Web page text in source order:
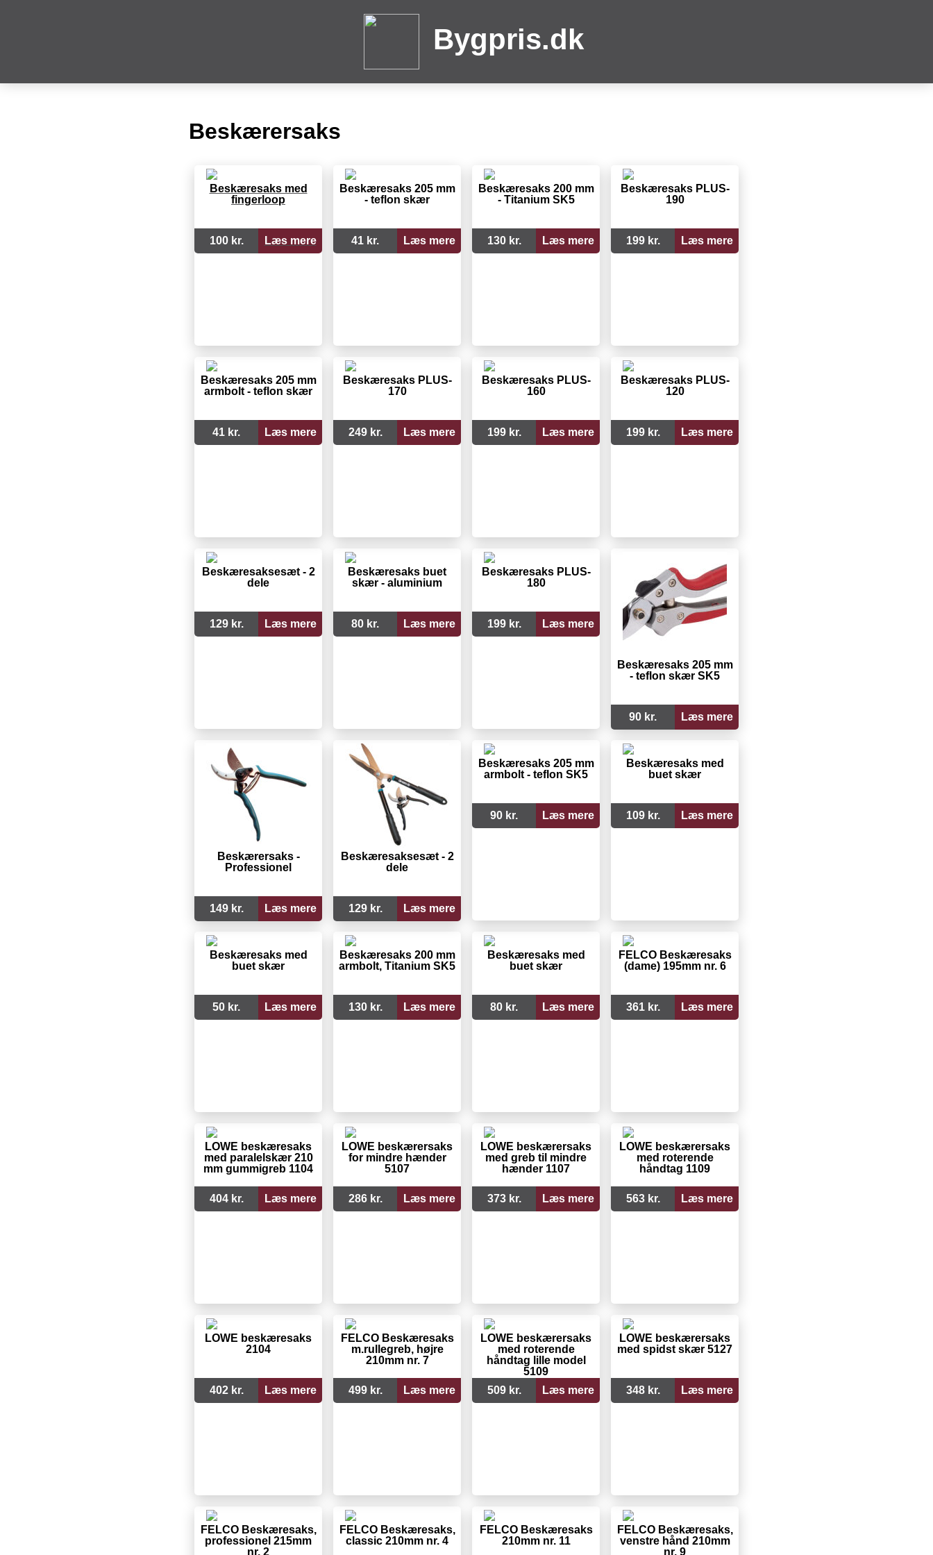
Bygpris.dk
Beskærersaks
Beskæresaks med
fingerloop
100 kr. Læs mere
Beskæresaks 205 mm
- teflon skær
41 kr. Læs mere
Beskæresaks 200 mm
- Titanium SK5
130 kr. Læs mere
Beskæresaks PLUS-
190
199 kr. Læs mere
Beskæresaks 205 mm
armbolt - teflon skær
41 kr. Læs mere
Beskæresaks PLUS-
170
249 kr. Læs mere
Beskæresaks PLUS-
160
199 kr. Læs mere
Beskæresaks PLUS-
120
199 kr. Læs mere
Beskæresaksesæt - 2
dele
129 kr. Læs mere
Beskæresaks buet
skær - aluminium
80 kr. Læs mere
Beskæresaks PLUS-
180
199 kr. Læs mere
Beskæresaks 205 mm
- teflon skær SK5
90 kr. Læs mere
Beskærersaks -
Professionel
149 kr. Læs mere
Beskæresaksesæt - 2
dele
129 kr. Læs mere
Beskæresaks 205 mm
armbolt - teflon SK5
90 kr. Læs mere
Beskæresaks med
buet skær
109 kr. Læs mere
Beskæresaks med
buet skær
50 kr. Læs mere
Beskæresaks 200 mm
armbolt, Titanium SK5
130 kr. Læs mere
Beskæresaks med
buet skær
80 kr. Læs mere
FELCO Beskæresaks
(dame) 195mm nr. 6
361 kr. Læs mere
LÖWE beskæresaks
med paralelskær 210
mm gummigreb 1104
404 kr. Læs mere
LÖWE beskærersaks
for mindre hænder
5107
286 kr. Læs mere
LÖWE beskærersaks
med greb til mindre
hænder 1107
373 kr. Læs mere
LÖWE beskærersaks
med roterende
håndtag 1109
563 kr. Læs mere
LÖWE beskæresaks
2104
402 kr. Læs mere
FELCO Beskæresaks
m.rullegreb, højre
210mm nr. 7
499 kr. Læs mere
LÖWE beskærersaks
med roterende
håndtag lille model
5109
509 kr.
Læs mere
LÖWE beskærersaks
med spidst skær 5127
348 kr. Læs mere
FELCO Beskæresaks,
professionel 215mm
nr. 2
FELCO Beskæresaks,
classic 210mm nr. 4
FELCO Beskæresaks
210mm nr. 11
FELCO Beskæresaks,
venstre hånd 210mm
nr. 9